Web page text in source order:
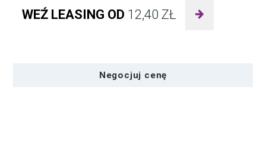
Quadralite
Statyw
WEŹ LEASING OD 12,40ZŁ
Negocjuj cenę